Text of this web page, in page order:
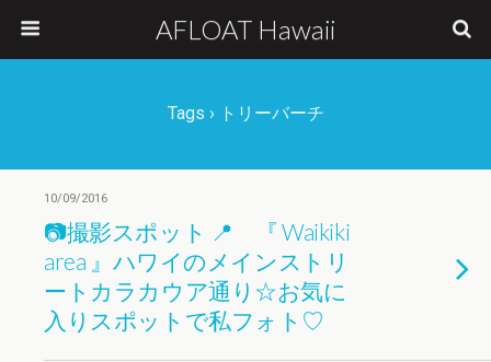
AFLOAT Hawaii
Tags › トリーバーチ
10/09/2016
📷撮影スポット 📍 『 Waikiki
area 』ハワイのメインストリ
ートカラカウア通り☆お気に
入りスポットで私フォト♡